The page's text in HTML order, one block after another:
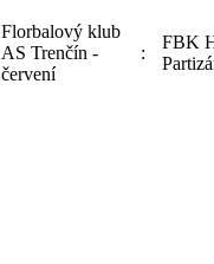
Florbalový klub
AS Trenčín -
červení
:
FBK